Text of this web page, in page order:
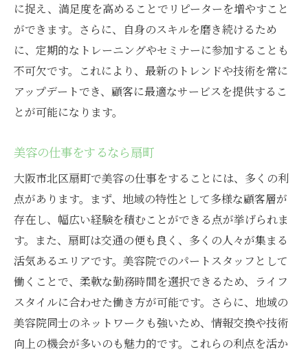
に捉え、満足度を高めることでリピーターを増やすこと
ができます。さらに、自身のスキルを磨き続けるため
に、定期的なトレーニングやセミナーに参加することも
不可欠です。これにより、最新のトレンドや技術を常に
アップデートでき、顧客に最適なサービスを提供するこ
とが可能になります。
美容の仕事をするなら扇町
大阪市北区扇町で美容の仕事をすることには、多くの利
点があります。まず、地域の特性として多様な顧客層が
存在し、幅広い経験を積むことができる点が挙げられま
す。また、扇町は交通の便も良く、多くの人々が集まる
活気あるエリアです。美容院でのパートスタッフとして
働くことで、柔軟な勤務時間を選択できるため、ライフ
スタイルに合わせた働き方が可能です。さらに、地域の
美容院同士のネットワークも強いため、情報交換や技術
向上の機会が多いのも魅力的です。これらの利点を活か